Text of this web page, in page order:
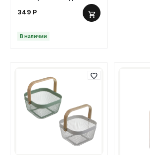
349 Р
В наличии